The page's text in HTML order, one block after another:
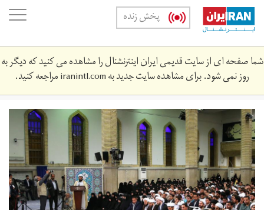
Skip
main
content
پخش زنده
شما صفحه ای از سایت قدیمی ایران اینترنشنال را مشاهده می کنید که دیگر به
روز نمی شود. برای مشاهده سایت جدید بهiranintl.comمراجعه کنید.
13960606_0137517.jpg